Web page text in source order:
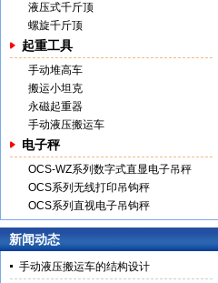
液压式千斤顶
螺旋千斤顶
起重工具
手动堆高车
搬运小坦克
永磁起重器
手动液压搬运车
电子秤
OCS-WZ系列数字式直显电子吊秤
OCS系列无线打印吊钩秤
OCS系列直视电子吊钩秤
新闻动态
手动液压搬运车的结构设计